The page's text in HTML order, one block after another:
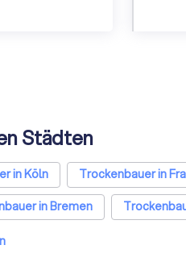
Städten
in Köln Trockenbauer in
in Bremen
in Bochum